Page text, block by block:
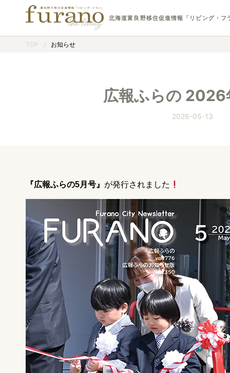
北海道富良野移住促進情報「リビング・フ
TOP / お知らせ
広報ふらの 2026
2026-05-13
『広報ふらの5月号』 が発行されました